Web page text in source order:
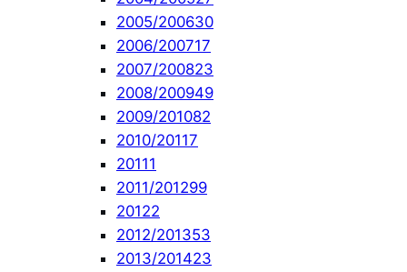
2005/200630
2006/200717
2007/200823
2008/200949
2009/201082
2010/20117
20111
2011/201299
20122
2012/201353
2013/201423